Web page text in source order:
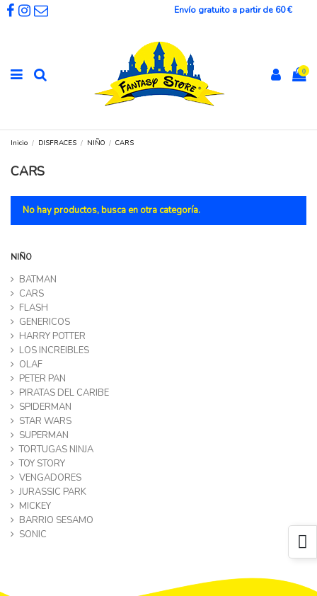
Envío gratuito a partir de 60 €
0
Inicio DISFRACES NIÑO CARS
CARS
No hay productos, busca en otra categoría.
NIÑO
BATMAN
CARS
FLASH
GENERICOS
HARRY POTTER
LOS INCREIBLES
OLAF
PETER PAN
PIRATAS DEL CARIBE
SPIDERMAN
STAR WARS
SUPERMAN
TORTUGAS NINJA
TOY STORY
VENGADORES
JURASSIC PARK
MICKEY
BARRIO SESAMO
SONIC